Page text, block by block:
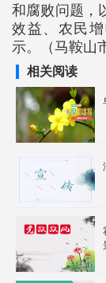
和腐败问题，
效益、农民
示。（马鞍山
相关阅读